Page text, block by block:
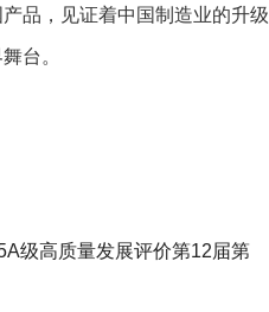
品，见证着中国制造业的升级
台。
级高质量发展评价第12届第